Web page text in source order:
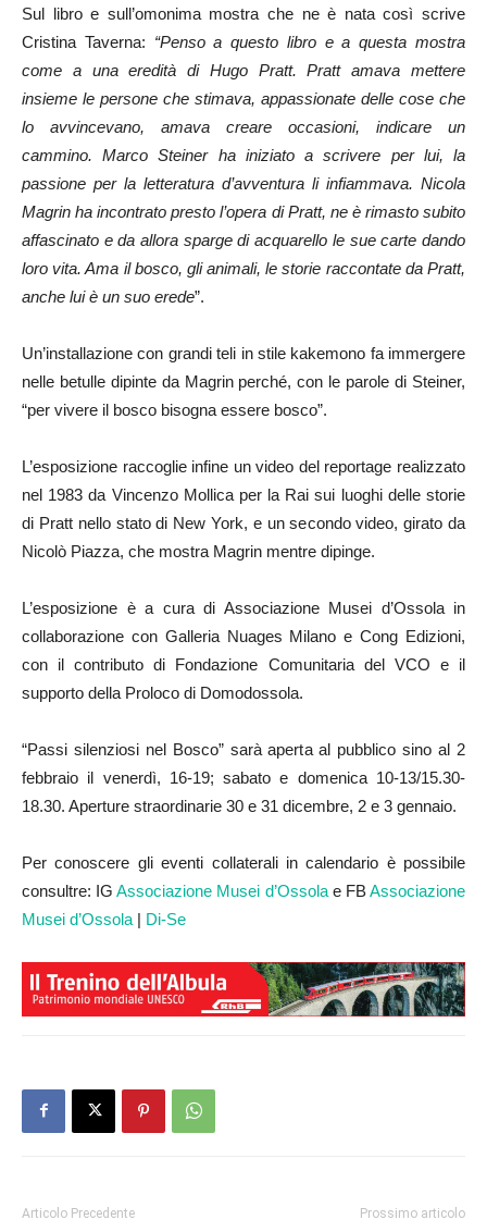
Sul libro e sull’omonima mostra che ne è nata così scrive
Cristina Taverna: “Penso a questo libro e a questa mostra
come a una eredità di Hugo Pratt. Pratt amava mettere
insieme le persone che stimava, appassionate delle cose che
lo avvincevano, amava creare occasioni, indicare un
cammino. Marco Steiner ha iniziato a scrivere per lui, la
passione per la letteratura d’avventura li infiammava. Nicola
Magrin ha incontrato presto l’opera di Pratt, ne è rimasto subito
affascinato e da allora sparge di acquarello le sue carte dando
loro vita. Ama il bosco, gli animali, le storie raccontate da Pratt,
anche lui è un suo erede”.
Un’installazione con grandi teli in stile kakemono fa immergere
nelle betulle dipinte da Magrin perché, con le parole di Steiner,
“per vivere il bosco bisogna essere bosco”.
L’esposizione raccoglie infine un video del reportage realizzato
nel 1983 da Vincenzo Mollica per la Rai sui luoghi delle storie
di Pratt nello stato di New York, e un secondo video, girato da
Nicolò Piazza, che mostra Magrin mentre dipinge.
L’esposizione è a cura di Associazione Musei d’Ossola in
collaborazione con Galleria Nuages Milano e Cong Edizioni,
con il contributo di Fondazione Comunitaria del VCO e il
supporto della Proloco di Domodossola.
“Passi silenziosi nel Bosco” sarà aperta al pubblico sino al 2
febbraio il venerdì, 16-19; sabato e domenica 10-13/15.30-
18.30. Aperture straordinarie 30 e 31 dicembre, 2 e 3 gennaio.
Per conoscere gli eventi collaterali in calendario è possibile
consultre: IGAssociazione Musei d’Ossolae FBAssociazione
Musei d’Ossola | Di-Se
Articolo Precedente Prossimo articolo